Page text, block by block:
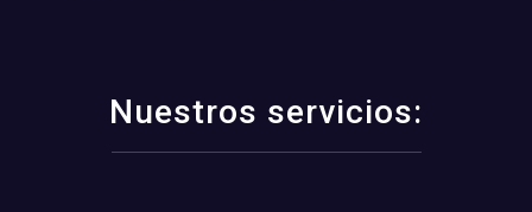
Nuestros servicios: